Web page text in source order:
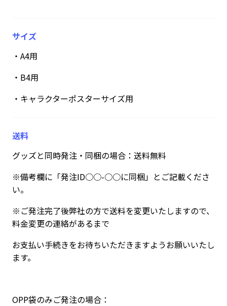
サイズ
・A4用
・B4用
・キャラクターポスターサイズ用
送料
グッズと同時発注・同梱の場合：送料無料
※備考欄に「発注ID○○-○○に同梱」とご記載くださ
い。
※ご発注完了後弊社の方で送料を変更いたしますので、
料金変更の連絡があるまで
お支払い手続きをお待ちいただきますようお願いいたし
ます。
OPP袋のみご発注の場合：